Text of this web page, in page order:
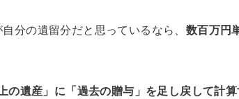
分の遺留分だと思っているなら、 数百万円
の遺産」に「過去の贈与」を足し戻して計